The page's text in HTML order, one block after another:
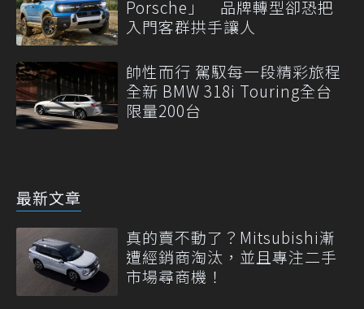
Porsche」 品牌轉型卻恐把
入門客群拱手讓人
帥性而行 駕馭每一段精彩旅程
全新 BMW 318i Touring全台
限量200台
最新文章
真的賣不動了？Mitsubishi漸
遭經銷商淘汰，並且專注二手
市場尋商機！